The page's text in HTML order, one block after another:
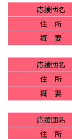
応援団名
住 所
概 要
応援団名
住 所
概 要
応援団名
住 所